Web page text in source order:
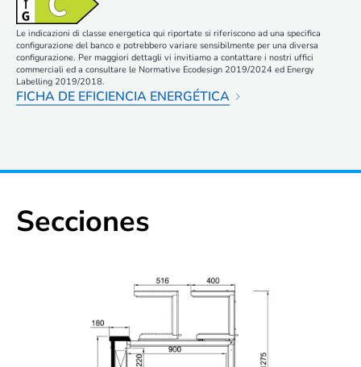
Le indicazioni di classe energetica qui riportate si riferiscono ad una specifica
configurazione del banco e potrebbero variare sensibilmente per una diversa
configurazione. Per maggiori dettagli vi invitiamo a contattare i nostri uffici
commerciali ed a consultare le Normative Ecodesign 2019/2024 ed Energy
Labelling 2019/2018.
FICHA DE EFICIENCIA ENERGÉTICA
Secciones